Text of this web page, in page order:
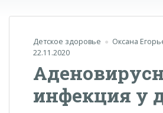
Детское здоровье
Оксана
22.11.2020
инфекция у